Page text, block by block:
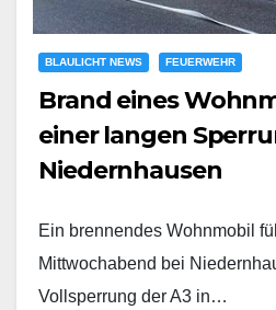
BLAULICHT NEWS FEUERWEHR
Brand eines
einer langen
Niedernhausen
Ein brennendes Wohnmobil
Mittwochabend bei
Vollsperrung der A3 in…